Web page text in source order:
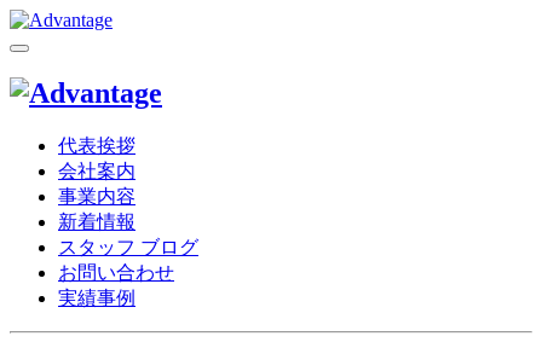
代表挨拶
会社案内
事業内容
新着情報
スタッフ ブログ
お問い合わせ
実績事例